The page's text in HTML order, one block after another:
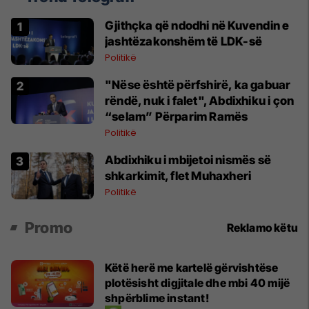
Gjithçka që ndodhi në Kuvendin e
jashtëzakonshëm të LDK-së
Politikë
"Nëse është përfshirë, ka gabuar
rëndë, nuk i falet", Abdixhiku i çon
“selam” Përparim Ramës
Politikë
Abdixhiku i mbijetoi nismës së
shkarkimit, flet Muhaxheri
Politikë
Promo Reklamo këtu
Këtë herë me kartelë gërvishtëse
plotësisht digjitale dhe mbi 40 mijë
shpërblime instant!